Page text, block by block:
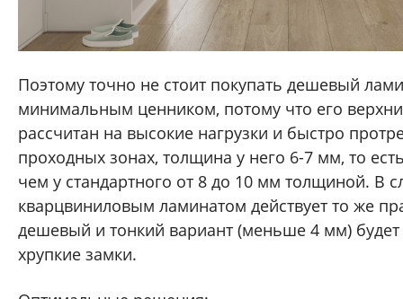
Поэтому точно не стоит покупать дешевый
минимальным ценником, потому что его
рассчитан на высокие нагрузки и быстро
проходных зонах, толщина у него 6-7 мм, то
чем у стандартного от 8 до 10 мм толщиной. В
кварцвиниловым ламинатом действует то же
дешевый и тонкий вариант (меньше 4 мм)
хрупкие замки.